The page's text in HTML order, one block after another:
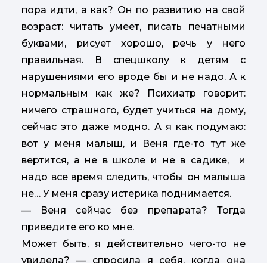
пора идти, а как? Он по развитию на свой
возраст: читать умеет, писать печатными
буквами, рисует хорошо, речь у него
правильная. В спецшколу к детям с
нарушениями его вроде бы и не надо. А к
нормальным как же? Психиатр говорит:
ничего страшного, будет учиться на дому,
сейчас это даже модно. А я как подумаю:
вот у меня малыш, и Веня где-то тут же
вертится, а не в школе и не в садике, и
надо все время следить, чтобы он малыша
не… У меня сразу истерика поднимается.
— Веня сейчас без препарата? Тогда
приведите его ко мне.
Может быть, я действительно чего-то не
увидела? — спросила я себя, когда она